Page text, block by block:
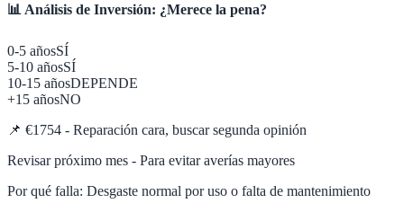
📊 Análisis de Inversión: ¿Merece la pena?
0-5 añosSÍ
5-10 añosSÍ
10-15 añosDEPENDE
+15 añosNO
📌 €1754 - Reparación cara, buscar segunda opinión
Revisar próximo mes - Para evitar averías mayores
Por qué falla: Desgaste normal por uso o falta de mantenimiento